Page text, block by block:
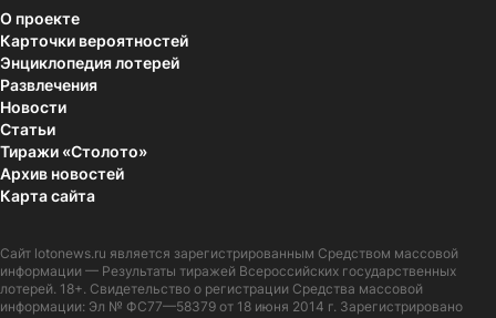
О проекте
Карточки вероятностей
Энциклопедия лотерей
Развлечения
Новости
Статьи
Тиражи «Столото»
Архив новостей
Карта сайта
Сайт lotonews.ru является зарегистрированным Средством массовой
информации — Результаты тиражей Всероссийских государственных
лотерей. 18+. Свидетельство о регистрации Средства массовой
информации: Эл № ФС77—58379 от 18 июня 2014 г. Зарегистрировано